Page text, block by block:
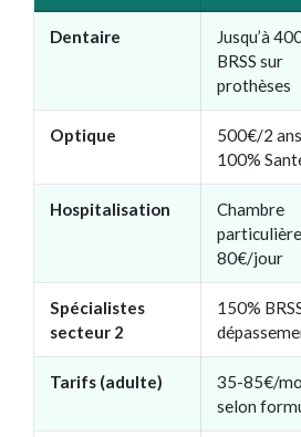
Dentaire
Jusqu’à
BRSS sur
prothèses
Optique
500€/2
100%
Hospitalisation
Chambre
particulière
80€/jour
Spécialistes
secteur 2
150%
Tarifs (adulte)
35-85€/
selon